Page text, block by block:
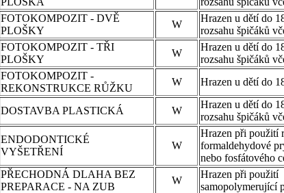
FOTOKOMPOZIT - DVĚ
PLOŠKY
W
Hrazen u dětí do
rozsahu špičáků
FOTOKOMPOZIT - TŘI
PLOŠKY
W
Hrazen u dětí do
rozsahu špičáků
FOTOKOMPOZIT -
REKONSTRUKCE RŮŽKU
W Hrazen u dětí do
DOSTAVBA PLASTICKÁ W
Hrazen u dětí do
rozsahu špičáků
ENDODONTICKÉ
VYŠETŘENÍ
W
Hrazen při použití
formaldehydové
nebo fosfátového
PŘECHODNÁ DLAHA BEZ
PREPARACE - NA ZUB
W
Hrazen při použití
samopolymerující